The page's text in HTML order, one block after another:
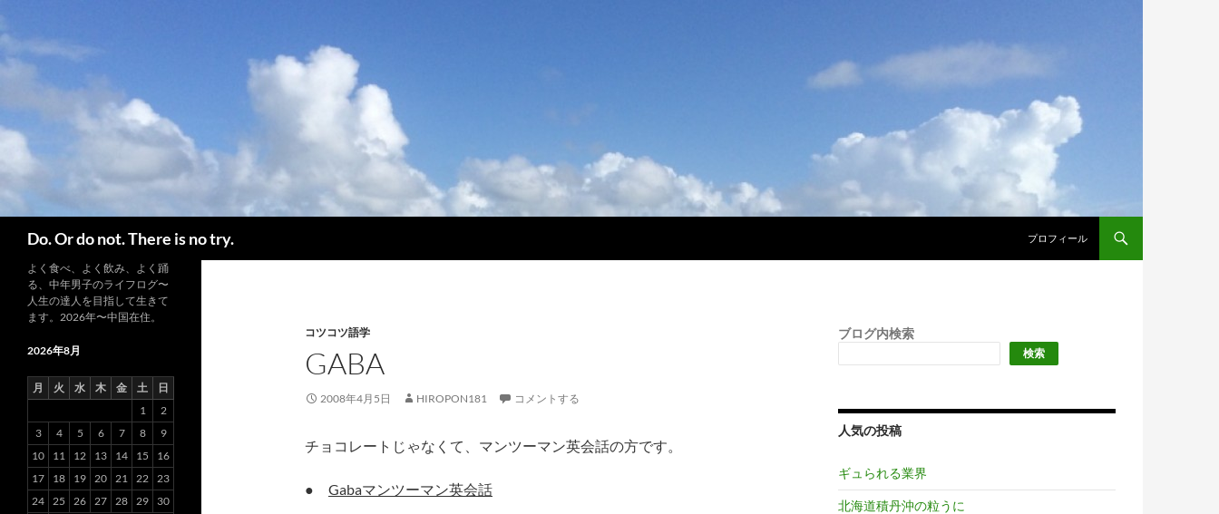
ン
Do. Or do not. There is no try. プロフィール
コツコツ語学
GABA
2008年4月5日 HIROPON181 コメントする
チョコレートじゃなくて、マンツーマン英会話の方です。
● Gabaマンツーマン英会話
ブログ内検索
検索
人気の投稿
ギュられる業界
北海道積丹沖の粒うに
よく食べ、よく飲み、よく踊
る、中年男子のライフログ〜
人生の達人を目指して生きて
ます。2026年〜中国在住。
2026年8月
月 火 水 木 金 土
日
1
2
3
4 5 6 7 8
9
10
11 12 13 14 15
16
17
18 19 20 21 22 23
24 25 26 27 28 29
30